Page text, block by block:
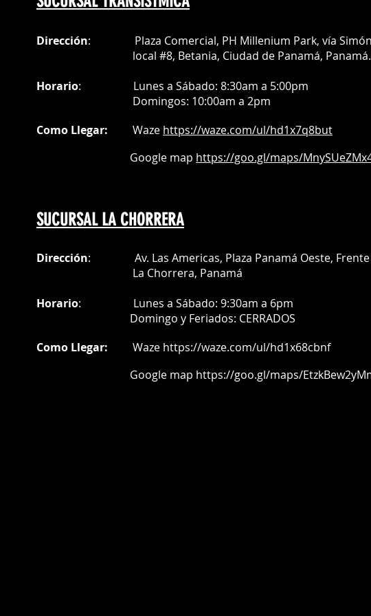
Dirección: Plaza Comercial, PH Millenium Park, vía
local #8, Betania, Ciudad de Panamá, Panamá.
Horario: Lunes a Sábado: 8:30am a 5:00pm
Domingos: 10:00am a 2pm
Como Llegar: Waze https://waze.com/ul/hd1x7q8but
Google map https://goo.gl/maps/
SUCURSAL LA CHORRERA
Dirección: Av. Las Americas, Plaza Panamá Oeste, Frente
La Chorrera, Panamá
Horario: Lunes a Sábado: 9:30am a 6pm
Domingo y Feriados: CERRADOS
Como Llegar: Waze https://waze.com/ul/hd1x68cbnf
Google map https://goo.gl/maps/